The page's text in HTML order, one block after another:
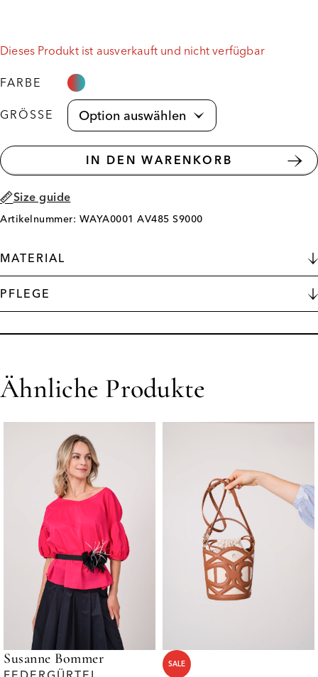
Dieses Produkt ist ausverkauft und nicht verfügbar
FARBE
GRÖSSE
IN DEN WARENKORB
Size guide
Artikelnummer: WAYA0001 AV485 S9000
MATERIAL
PFLEGE
Ähnliche Produkte
Susanne Bommer SALE